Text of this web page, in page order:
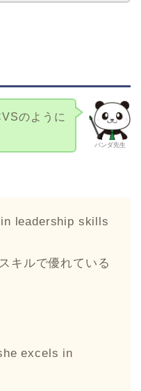
パンダ先生
のように
leadership skills
キルで優れている
excels in